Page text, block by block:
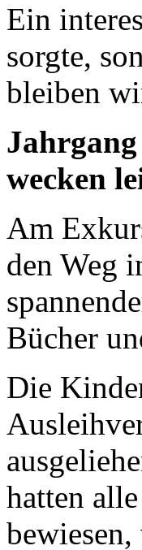
Ein
sorgte,
bleiben
wecken
Am
den Weg
Bücher
Die
hatten